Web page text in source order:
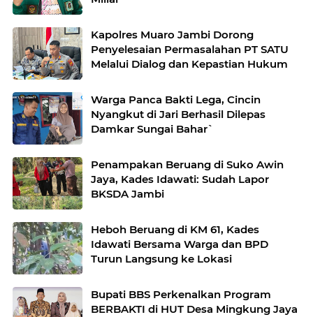
Kapolres Muaro Jambi Dorong
Penyelesaian Permasalahan PT SATU
Melalui Dialog dan Kepastian Hukum
Warga Panca Bakti Lega, Cincin
Nyangkut di Jari Berhasil Dilepas
Damkar Sungai Bahar`
Penampakan Beruang di Suko Awin
Jaya, Kades Idawati: Sudah Lapor
BKSDA Jambi
Heboh Beruang di KM 61, Kades
Idawati Bersama Warga dan BPD
Turun Langsung ke Lokasi
Bupati BBS Perkenalkan Program
BERBAKTI di HUT Desa Mingkung Jaya